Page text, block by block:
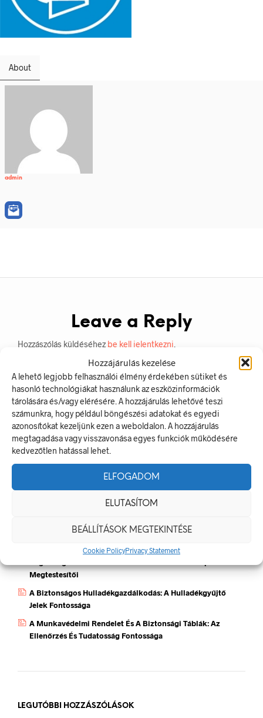
Hozzájárulás kezelése
A lehető legjobb felhasználói élmény érdekében sütiket és
hasonló technológiákat használunk az eszközinformációk
tárolására és/vagy elérésére. A hozzájárulás lehetővé teszi
számunkra, hogy például böngészési adatokat és egyedi
azonosítókat kezeljünk ezen a weboldalon. A hozzájárulás
megtagadása vagy visszavonása egyes funkciók működésére
kedvezőtlen hatással lehet.
ELFOGADOM
ELUTASÍTOM
BEÁLLÍTÁSOK MEGTEKINTÉSE
Cookie PolicyPrivacy Statement
About
admin
Leave a Reply
Hozzászólás küldéséhez be kell jelentkezni
LEGUTÓBBI BEJEGYZÉSEK
Munkavédelmi Táblák És Biztonsági Jelzések – Miért
Jól Láthatósági Mellény: Miért Fontos, Hogyan Válaszd Ki,
Megtestesítői
A Biztonságos Hulladékgazdálkodás: A Hulladékgyűjtő
Jelek Fontossága
A Munkavédelmi Rendelet És A Biztonsági Táblák: Az
Ellenőrzés És Tudatosság Fontossága
LEGUTÓBBI HOZZÁSZÓLÁSOK